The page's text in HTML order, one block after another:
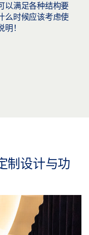
以满足各种结构要
么时候应该考虑使
！
制设计与功